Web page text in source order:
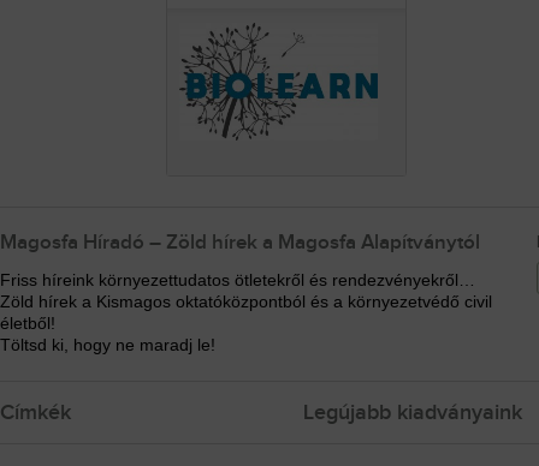
Magosfa Híradó – Zöld hírek a Magosfa Alapítványtól
Friss híreink környezettudatos ötletekről és rendezvényekről…
Zöld hírek a Kismagos oktatóközpontból és a környezetvédő civil
életből!
Töltsd ki, hogy ne maradj le!
Címkék Legújabb kiadványaink